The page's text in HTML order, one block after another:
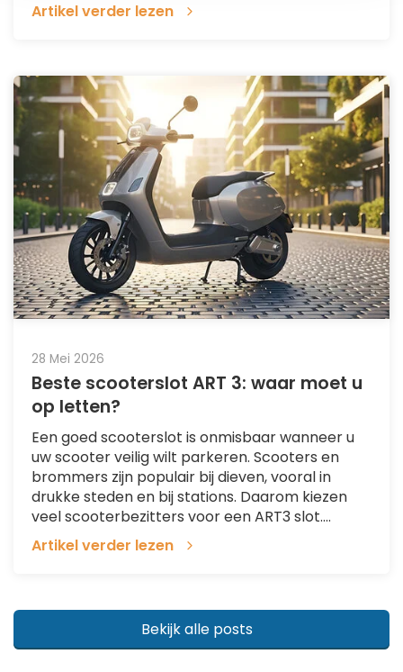
Artikel verder lezen
28 Mei 2026
Beste scooterslot ART 3: waar moet u
op letten?
Een goed scooterslot is onmisbaar wanneer u
uw scooter veilig wilt parkeren. Scooters en
brommers zijn populair bij dieven, vooral in
drukke steden en bij stations. Daarom kiezen
veel scooterbezitters voor een ART3 slot....
Artikel verder lezen
Bekijk alle posts